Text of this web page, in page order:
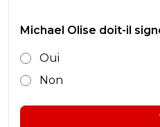
Michael Olise doit-il
Oui
Non